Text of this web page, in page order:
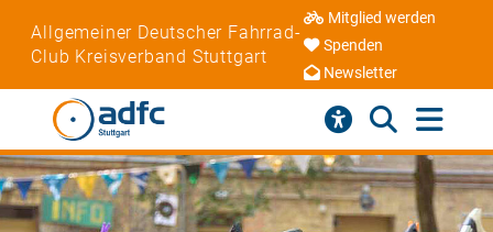
Allgemeiner Deutscher Fahrrad-
Club Kreisverband Stuttgart
Mitglied werden
Spenden
Newsletter